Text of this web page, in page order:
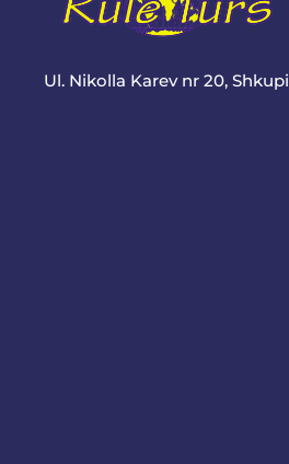
Ul. Nikolla Karev nr 20, Shkupi